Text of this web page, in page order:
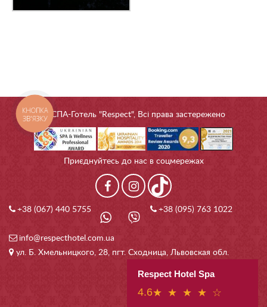
© СПА-Готель "Respect", Всі права застережено
Приєднуйтесь до нас в соцмережах
+38 (067) 440 5755 +38 (095) 763 1022
info@respecthotel.com.ua
ул. Б. Хмельницкого, 28, пгт. Сходница, Львовская обл.
Respect Hotel Spa
4.6★ ★ ★ ★ ☆
КНОПКА
ЗВ'ЯЗКУ